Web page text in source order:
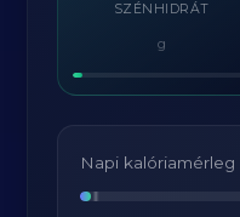
SZÉNHIDRÁT
g
Napi kalóriamérleg